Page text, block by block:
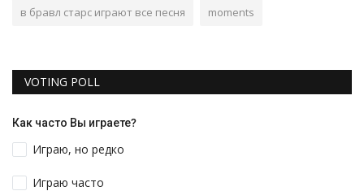
в бравл старс играют все песня moments
VOTING POLL
Как часто Вы играете?
Играю, но редко
Играю часто